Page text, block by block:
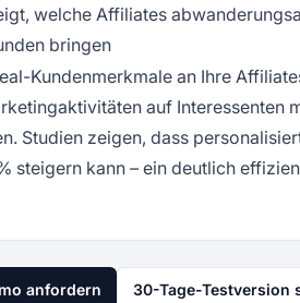
welche Affiliates
bringen
Kundenmerkmale an Ihre
auf Interessenten
Studien zeigen, dass
steigern kann – ein deutlich
anfordern 30-Tage-Testversion